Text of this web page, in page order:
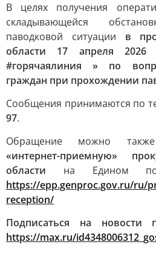
В целях получения
складывающейся
паводковой ситуации в
области 17 апреля 2026
#горячаялиния » по
граждан при прохождении
Сообщения принимаются по
97.
Обращение можно
«интернет-приемную»
области на Едином
https://epp.genproc.gov.ru/ru/
reception/
Подписаться на
https://max.ru/